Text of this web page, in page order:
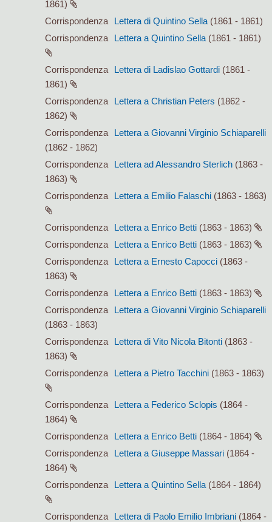
1861)
Corrispondenza
Lettera di Quintino Sella (1861 - 1861)
Corrispondenza
Lettera a Quintino Sella (1861 - 1861)
Corrispondenza Lettera di Ladislao Gottardi (1861 -
1861)
Corrispondenza
Lettera a Christian Peters (1862 -
1862)
Corrispondenza
Lettera a Giovanni Virginio Schiaparelli
(1862 - 1862)
Corrispondenza
Lettera ad Alessandro Sterlich (1863 -
1863)
Corrispondenza
Lettera a Emilio Falaschi (1863 - 1863)
Corrispondenza Lettera a Enrico Betti (1863 - 1863)
Corrispondenza
Lettera a Enrico Betti (1863 - 1863)
Corrispondenza
Lettera a Ernesto Capocci (1863 -
1863)
Corrispondenza
Lettera a Enrico Betti (1863 - 1863)
Corrispondenza
Lettera a Giovanni Virginio Schiaparelli
(1863 - 1863)
Corrispondenza
Lettera di Vito Nicola Bitonti (1863 -
1863)
Corrispondenza
Lettera a Pietro Tacchini (1863 - 1863)
Corrispondenza Lettera a Federico Sclopis (1864 -
1864)
Corrispondenza
Lettera a Enrico Betti (1864 - 1864)
Corrispondenza
Lettera a Giuseppe Massari (1864 -
1864)
Corrispondenza
Lettera a Quintino Sella (1864 - 1864)
Corrispondenza Lettera di Paolo Emilio Imbriani (1864 -